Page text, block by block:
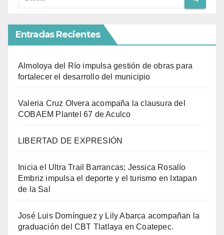
Entradas Recientes
Almoloya del Río impulsa gestión de obras para
fortalecer el desarrollo del municipio
Valeria Cruz Olvera acompaña la clausura del
COBAEM Plantel 67 de Aculco
LIBERTAD DE EXPRESIÓN
Inicia el Ultra Trail Barrancas; Jessica Rosalío
Embriz impulsa el deporte y el turismo en Ixtapan
de la Sal
José Luis Domínguez y Lily Abarca acompañan la
graduación del CBT Tlatlaya en Coatepec.